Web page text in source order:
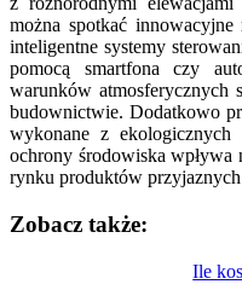
można spotkać
inteligentne systemy
pomocą smartfona czy
warunków atmosferycznych
budownictwie. Dodatkowo
wykonane z ekologicznych
ochrony środowiska
rynku produktów
Zobacz także:
Ile